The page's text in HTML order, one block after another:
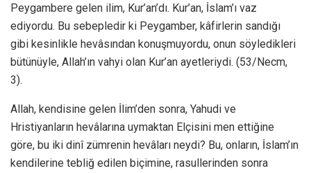
Peygambere gelen ilim, Kur’an’dı. Kur’an, İslam’ı vaz
ediyordu. Bu sebepledir ki Peygamber, kâfirlerin sandığı
gibi kesinlikle hevâsından konuşmuyordu, onun söyledikleri
bütünüyle, Allah’ın vahyi olan Kur’an ayetleriydi. (53/Necm,
3).
Allah, kendisine gelen İlim’den sonra, Yahudi ve
Hristiyanların hevâlarına uymaktan Elçisini men ettiğine
göre, bu iki dinî zümrenin hevâları neydi? Bu, onların, İslam’ın
kendilerine tebliğ edilen biçimine, rasullerinden sonra